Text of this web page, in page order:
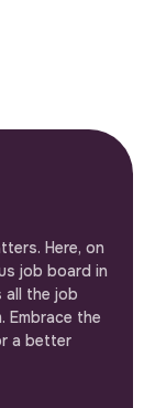
Here, on
job board in
all the job
Embrace the
a better